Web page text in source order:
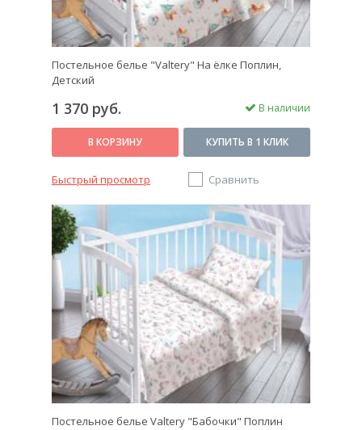
Постельное белье "Valtery" На ёлке Поплин,
Детский
1 370 руб. В наличии
В КОРЗИНУ КУПИТЬ В 1 КЛИК
Быстрый просмотр Сравнить
Постельное белье Valtery "Бабочки" Поплин